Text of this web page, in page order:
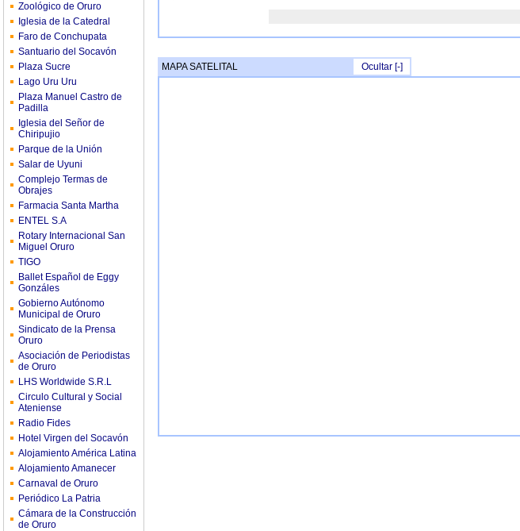
Zoológico de Oruro
Iglesia de la Catedral
Faro de Conchupata
Santuario del Socavón
Plaza Sucre
Lago Uru Uru
Plaza Manuel Castro de
Padilla
Iglesia del Señor de
Chiripujio
Parque de la Unión
Salar de Uyuni
Complejo Termas de
Obrajes
Farmacia Santa Martha
ENTEL S.A
Rotary Internacional San
Miguel Oruro
TIGO
Ballet Español de Eggy
Gonzáles
Gobierno Autónomo
Municipal de Oruro
Sindicato de la Prensa
Oruro
Asociación de Periodistas
de Oruro
LHS Worldwide S.R.L
Circulo Cultural y Social
Ateniense
Radio Fides
Hotel Virgen del Socavón
Alojamiento América Latina
Alojamiento Amanecer
Carnaval de Oruro
Periódico La Patria
Cámara de la Construcción
de Oruro
MAPA SATELITAL Ocultar [-]